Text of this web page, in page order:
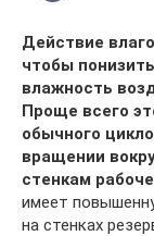
Действие
чтобы
влажность
Проще всего
обычного
вращении
стенкам
имеет
на стенках